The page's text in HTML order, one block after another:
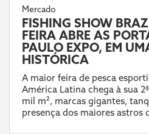
Mercado
FISHING SHOW
FEIRA ABRE AS
PAULO EXPO, EM
HISTÓRICA
A maior feira de pesca
América Latina chega à sua
mil m², marcas gigantes,
presença dos maiores astros